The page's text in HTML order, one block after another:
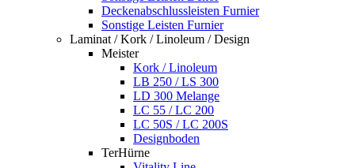
Deckenabschlussleisten Furnier
Sonstige Leisten Furnier
Laminat / Kork / Linoleum / Design
Meister
Kork / Linoleum
LB 250 / LS 300
LD 300 Melange
LC 55 / LC 200
LC 50S / LC 200S
Designboden
TerHürne